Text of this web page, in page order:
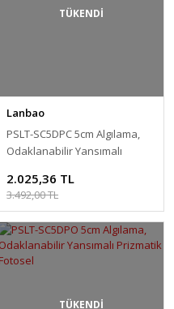
TÜKENDİ
Lanbao
PSLT-SC5DPC 5cm Algılama,
Odaklanabilir Yansımalı
2.025,36 TL
3.492,00 TL
TÜKENDİ